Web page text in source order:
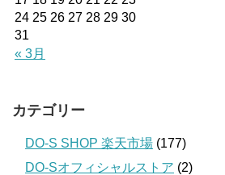
« 3月
24 25 26 27 28 29 30
31
カテゴリー
DO-S SHOP 楽天市場 (177)
DO-Sオフィシャルストア (2)